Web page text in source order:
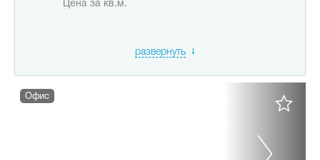
Цена за кв.м.
развернуть
Офис